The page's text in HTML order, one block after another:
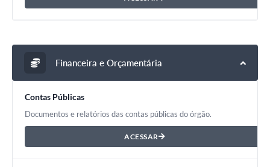
Financeira e Orçamentária
Contas Públicas
Documentos e relatórios das contas públicas do órgão.
ACESSAR